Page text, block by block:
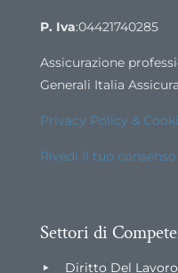
P. Iva:04421740285
Assicurazione
Generali Italia
Privacy Policy &
Rivedi il tuo
Settori di
Diritto Del Lavoro